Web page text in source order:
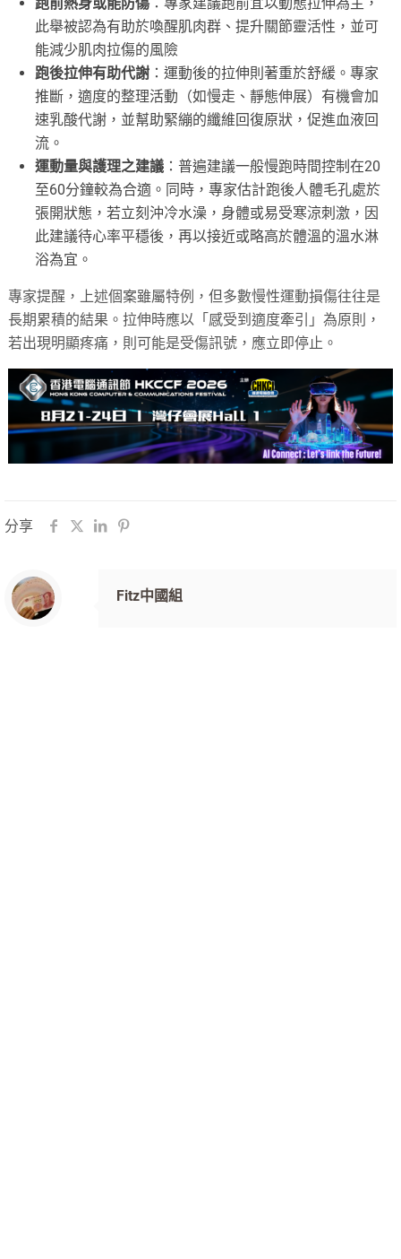
此舉被認為有助於喚醒肌肉群、提升關節靈活性，並可
能減少肌肉拉傷的風險
跑後拉伸有助代謝 ：運動後的拉伸則著重於舒緩。專家
推斷，適度的整理活動（如慢走、靜態伸展）有機會加
速乳酸代謝，並幫助緊繃的纖維回復原狀，促進血液回
流。
運動量與護理之建議 ：普遍建議一般慢跑時間控制在20
至60分鐘較為合適。同時，專家估計跑後人體毛孔處於
張開狀態，若立刻沖冷水澡，身體或易受寒涼刺激，因
此建議待心率平穩後，再以接近或略高於體溫的溫水淋
浴為宜。
專家提醒，上述個案雖屬特例，但多數慢性運動損傷往往是
長期累積的結果。拉伸時應以「感受到適度牽引」為原則，
若出現明顯疼痛，則可能是受傷訊號，應立即停止。
分享
Fitz中國組